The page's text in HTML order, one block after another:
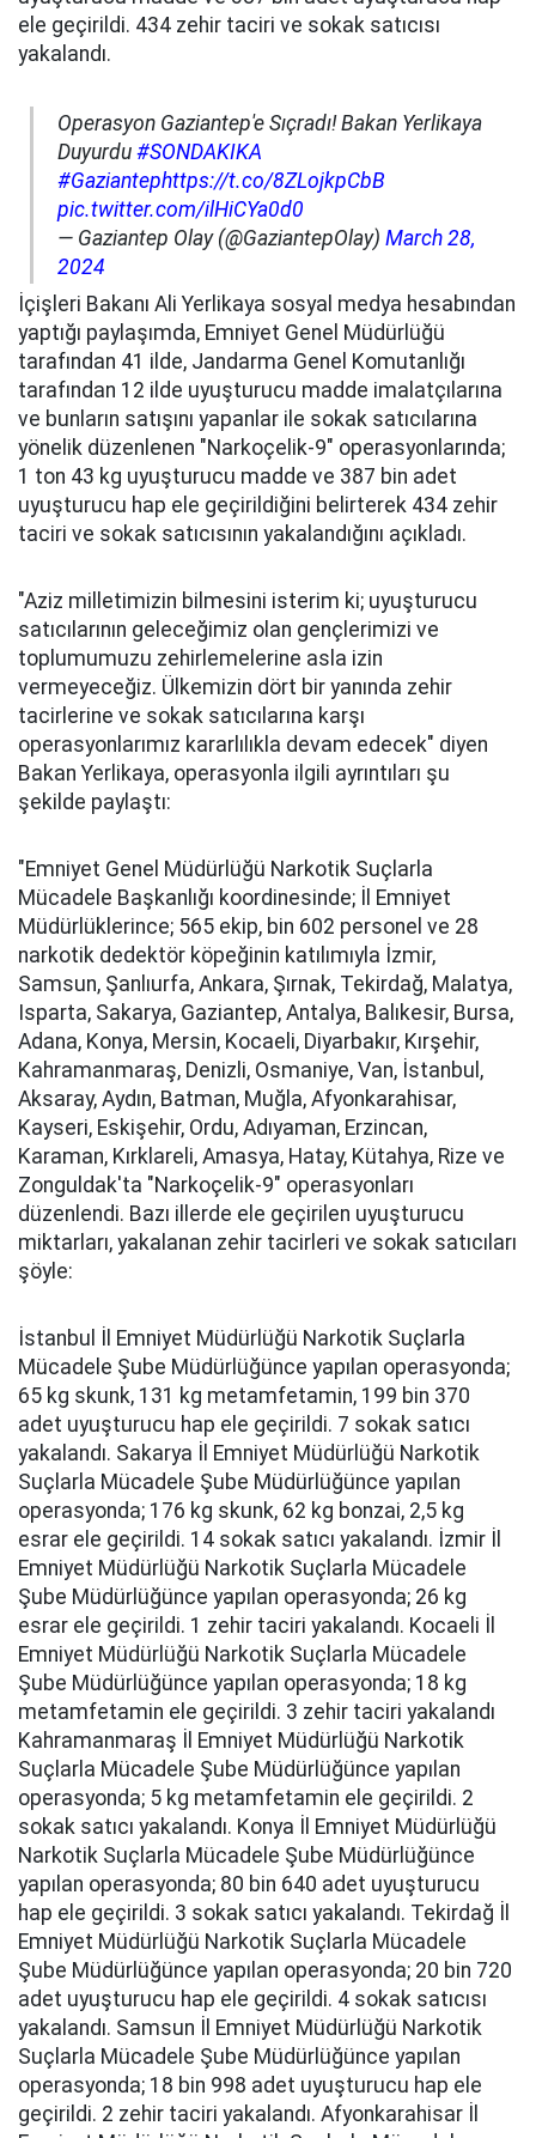
ele geçirildi. 434 zehir taciri ve sokak satıcısı
yakalandı.
Operasyon Gaziantep'e Sıçradı! Bakan Yerlikaya
Duyurdu #SONDAKIKA
#Gaziantephttps://t.co/8ZLojkpCbB
pic.twitter.com/ilHiCYa0d0
— Gaziantep Olay (@GaziantepOlay) March 28,
2024
İçişleri Bakanı Ali Yerlikaya sosyal medya hesabından
yaptığı paylaşımda, Emniyet Genel Müdürlüğü
tarafından 41 ilde, Jandarma Genel Komutanlığı
tarafından 12 ilde uyuşturucu madde imalatçılarına
ve bunların satışını yapanlar ile sokak satıcılarına
yönelik düzenlenen "Narkoçelik-9" operasyonlarında;
1 ton 43 kg uyuşturucu madde ve 387 bin adet
uyuşturucu hap ele geçirildiğini belirterek 434 zehir
taciri ve sokak satıcısının yakalandığını açıkladı.
"Aziz milletimizin bilmesini isterim ki; uyuşturucu
satıcılarının geleceğimiz olan gençlerimizi ve
toplumumuzu zehirlemelerine asla izin
vermeyeceğiz. Ülkemizin dört bir yanında zehir
tacirlerine ve sokak satıcılarına karşı
operasyonlarımız kararlılıkla devam edecek" diyen
Bakan Yerlikaya, operasyonla ilgili ayrıntıları şu
şekilde paylaştı:
"Emniyet Genel Müdürlüğü Narkotik Suçlarla
Mücadele Başkanlığı koordinesinde; İl Emniyet
Müdürlüklerince; 565 ekip, bin 602 personel ve 28
narkotik dedektör köpeğinin katılımıyla İzmir,
Samsun, Şanlıurfa, Ankara, Şırnak, Tekirdağ, Malatya,
Isparta, Sakarya, Gaziantep, Antalya, Balıkesir, Bursa,
Adana, Konya, Mersin, Kocaeli, Diyarbakır, Kırşehir,
Kahramanmaraş, Denizli, Osmaniye, Van, İstanbul,
Aksaray, Aydın, Batman, Muğla, Afyonkarahisar,
Kayseri, Eskişehir, Ordu, Adıyaman, Erzincan,
Karaman, Kırklareli, Amasya, Hatay, Kütahya, Rize ve
Zonguldak'ta "Narkoçelik-9" operasyonları
düzenlendi. Bazı illerde ele geçirilen uyuşturucu
miktarları, yakalanan zehir tacirleri ve sokak satıcıları
şöyle:
İstanbul İl Emniyet Müdürlüğü Narkotik Suçlarla
Mücadele Şube Müdürlüğünce yapılan operasyonda;
65 kg skunk, 131 kg metamfetamin, 199 bin 370
adet uyuşturucu hap ele geçirildi. 7 sokak satıcı
yakalandı. Sakarya İl Emniyet Müdürlüğü Narkotik
Suçlarla Mücadele Şube Müdürlüğünce yapılan
operasyonda; 176 kg skunk, 62 kg bonzai, 2,5 kg
esrar ele geçirildi. 14 sokak satıcı yakalandı. İzmir İl
Emniyet Müdürlüğü Narkotik Suçlarla Mücadele
Şube Müdürlüğünce yapılan operasyonda; 26 kg
esrar ele geçirildi. 1 zehir taciri yakalandı. Kocaeli İl
Emniyet Müdürlüğü Narkotik Suçlarla Mücadele
Şube Müdürlüğünce yapılan operasyonda; 18 kg
metamfetamin ele geçirildi. 3 zehir taciri yakalandı
Kahramanmaraş İl Emniyet Müdürlüğü Narkotik
Suçlarla Mücadele Şube Müdürlüğünce yapılan
operasyonda; 5 kg metamfetamin ele geçirildi. 2
sokak satıcı yakalandı. Konya İl Emniyet Müdürlüğü
Narkotik Suçlarla Mücadele Şube Müdürlüğünce
yapılan operasyonda; 80 bin 640 adet uyuşturucu
hap ele geçirildi. 3 sokak satıcı yakalandı. Tekirdağ İl
Emniyet Müdürlüğü Narkotik Suçlarla Mücadele
Şube Müdürlüğünce yapılan operasyonda; 20 bin 720
adet uyuşturucu hap ele geçirildi. 4 sokak satıcısı
yakalandı. Samsun İl Emniyet Müdürlüğü Narkotik
Suçlarla Mücadele Şube Müdürlüğünce yapılan
operasyonda; 18 bin 998 adet uyuşturucu hap ele
geçirildi. 2 zehir taciri yakalandı. Afyonkarahisar İl